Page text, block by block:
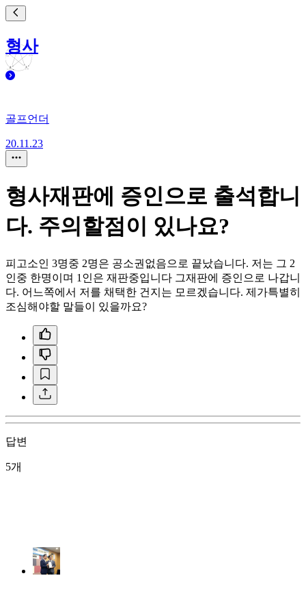
형사
골프언더
20.11.23
형사재판에 증인으로 출석합니
다. 주의할점이 있나요?
피고소인 3명중 2명은 공소권없음으로 끝났습니다. 저는 그 2
인중 한명이며 1인은 재판중입니다 그재판에 증인으로 나갑니
다. 어느쪽에서 저를 채택한 건지는 모르겠습니다. 제가특별히
조심해야할 말들이 있을까요?
답변
5개